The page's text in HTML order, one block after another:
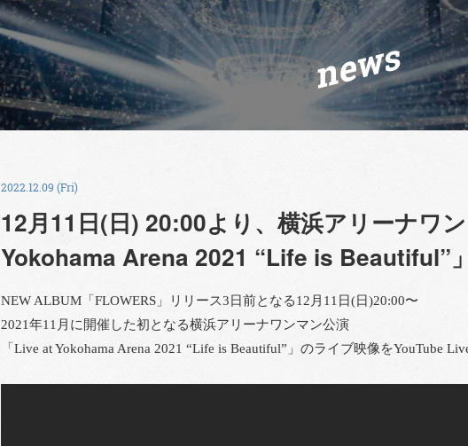
news
2022.12.09 (Fri)
12月11日(日) 20:00より、横浜アリーナワ
Yokohama Arena 2021 “Life is Beautiful”
NEW ALBUM「FLOWERS」リリース3日前となる12月11日(日)20:00〜
2021年11月に開催した初となる横浜アリーナワンマン公演
「Live at Yokohama Arena 2021 “Life is Beautiful”」のライブ映像をYouTube